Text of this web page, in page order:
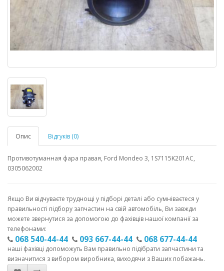
Опис Відгуків (0)
Противотуманная фара правая, Ford Mondeo 3, 1S7115K201AC,
0305062002
Якщо Ви відчуваєте труднощі у підборі деталі або сумніваєтеся у
правильності підбору запчастин на свій автомобіль, Ви завжди
можете звернутися за допомогою до фахівців нашої компанії за
телефонами:
068 540-44-44 093 667-44-44 068 677-44-44
наші фахівці допоможуть Вам правильно підібрати запчастини та
визначитися з вибором виробника, виходячи з Ваших побажань.